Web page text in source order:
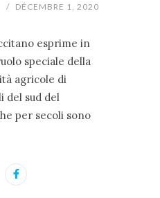
/ DÉCEMBRE 1, 2020
esprime in
speciale della
agricole di
del sud del
per secoli sono